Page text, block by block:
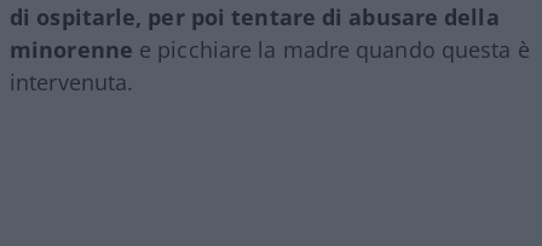
di ospitarle, per poi tentare di abusare della
minorenne e picchiare la madre quando questa è
intervenuta.